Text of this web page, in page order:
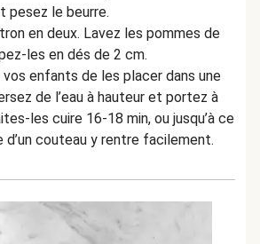
pesez le beurre.
en deux. Lavez les pommes de
les en dés de 2 cm.
vos enfants de les placer dans une
de l’eau à hauteur et portez à
les cuire 16-18 min, ou jusqu’à ce
d’un couteau y rentre facilement.